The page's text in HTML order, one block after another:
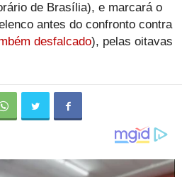
de Brasília), e marcará o
antes do confronto contra
desfalcado), pelas oitavas